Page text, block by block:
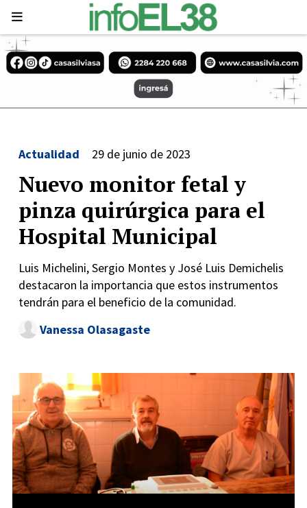
Nuevo monitor fetal y
pinza quirúrgica para el
Hospital Municipal
Luis Michelini, Sergio Montes y José Luis Demichelis
destacaron la importancia que estos instrumentos
tendrán para el beneficio de la comunidad.
Actualidad 29 de junio de 2023
Vanessa Olasagaste